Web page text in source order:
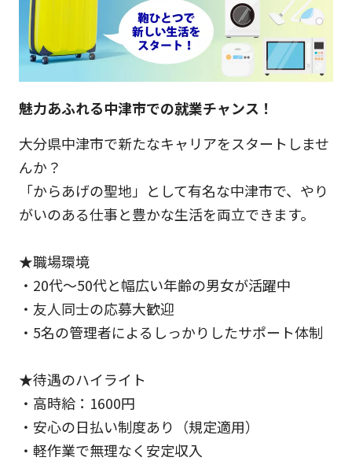
魅力あふれる中津市での就業チャンス！
大分県中津市で新たなキャリアをスタートしませ
んか？
「からあげの聖地」として有名な中津市で、やり
がいのある仕事と豊かな生活を両立できます。
★職場環境
・20代～50代と幅広い年齢の男女が活躍中
・友人同士の応募大歓迎
・5名の管理者によるしっかりしたサポート体制
★待遇のハイライト
・高時給：1600円
・安心の日払い制度あり（規定適用）
・軽作業で無理なく安定収入